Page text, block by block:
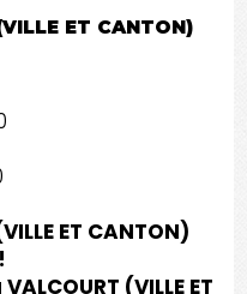
ET CANTON)
ET CANTON)
(VILLE ET